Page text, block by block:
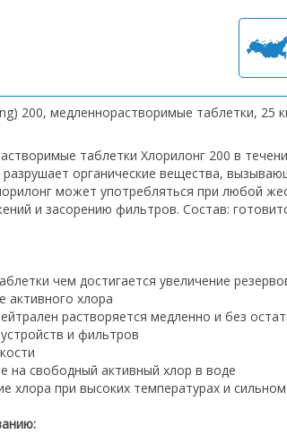
200, медленнорастворимые таблетки, 25
таблетки Хлорилонг 200 в
разрушает органические вещества,
может употребляться при любой
и засорению фильтров. Состав:
чем достигается увеличение
активного хлора
растворяется медленно и без
и фильтров
на свободный активный хлор в воде
хлора при высоких температурах и